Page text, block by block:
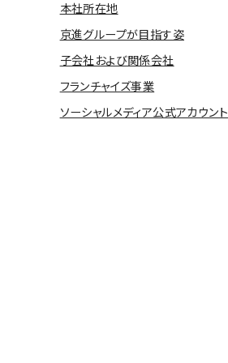
本社所在地
京進グループが目指す姿
子会社および関係会社
フランチャイズ事業
ソーシャルメディア公式アカウント